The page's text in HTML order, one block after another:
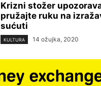
Krizni stožer
pružajte ruku na
sućuti
KULTURA 14 ožujka, 2020